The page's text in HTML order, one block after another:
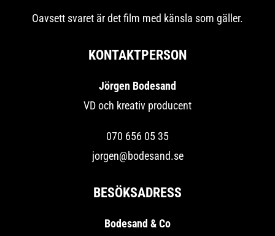
Oavsett svaret är det film med känsla som gäller.
KONTAKTPERSON
Jörgen Bodesand
VD och kreativ producent
070 656 05 35
jorgen@bodesand.se
BESÖKSADRESS
Bodesand & Co